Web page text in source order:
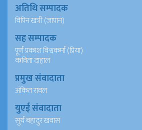
अतिथि सम्पादक
विपिन खत्री (जापान)
सह सम्पादक
पूर्ण प्रकाश विश्वकर्मा (प्रिया)
कविता दाहाल
प्रमुख संवादाता
अंकित रावल
युएई संवादाता
सुर्य बहादुर खवास